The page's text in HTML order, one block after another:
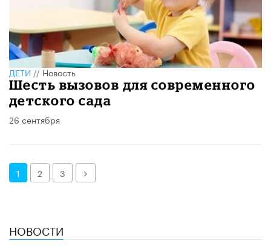
ДЕТИ//Новость
​Шесть вызовов для современного
детского сада
26 сентября
1 2 3 Далее
НОВОСТИ